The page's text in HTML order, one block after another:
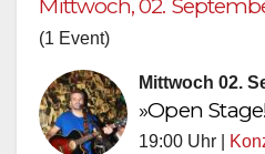
Mittwoch, 02.
(1 Event)
Mittwoch 02.
»Open
19:00 Uhr |